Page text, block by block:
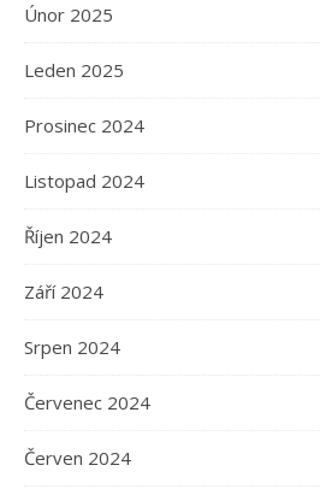
Únor 2025
Leden 2025
Prosinec 2024
Listopad 2024
Říjen 2024
Září 2024
Srpen 2024
Červenec 2024
Červen 2024